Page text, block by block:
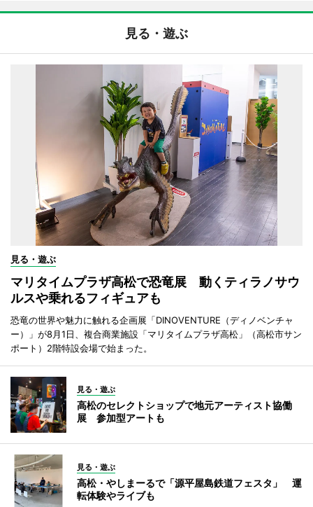
見る・遊ぶ
見る・遊ぶ
マリタイムプラザ高松で恐竜展 動くティラノサウ
ルスや乗れるフィギュアも
恐竜の世界や魅力に触れる企画展「DINOVENTURE（ディノベンチャ
ー）」が8月1日、複合商業施設「マリタイムプラザ高松」（高松市サン
ポート）2階特設会場で始まった。
見る・遊ぶ
高松のセレクトショップで地元アーティスト協働
展 参加型アートも
見る・遊ぶ
高松・やしまーるで「源平屋島鉄道フェスタ」 運
転体験やライブも